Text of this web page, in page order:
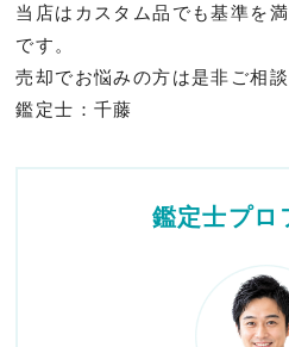
当店はカスタム品でも基準を
です。
売却でお悩みの方は是非ご相談
鑑定士：千藤
鑑定士プロ